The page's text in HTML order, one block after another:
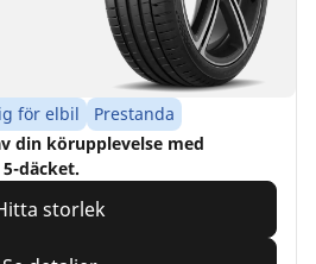
för elbil
Prestanda
din körupplevelse med
däcket.
storlek